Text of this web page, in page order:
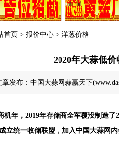
首页 > 报价中心 > 洋葱价格
2020年大蒜低
章发布：中国大蒜网蒜赢天下
年，2019年存储商全军覆没制造了
立统一收储联盟，加入中国大蒜网